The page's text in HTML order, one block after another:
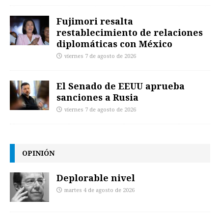
Fujimori resalta
restablecimiento de relaciones
diplomáticas con México
viernes 7 de agosto de 2026
El Senado de EEUU aprueba
sanciones a Rusia
viernes 7 de agosto de 2026
OPINIÓN
Deplorable nivel
martes 4 de agosto de 2026